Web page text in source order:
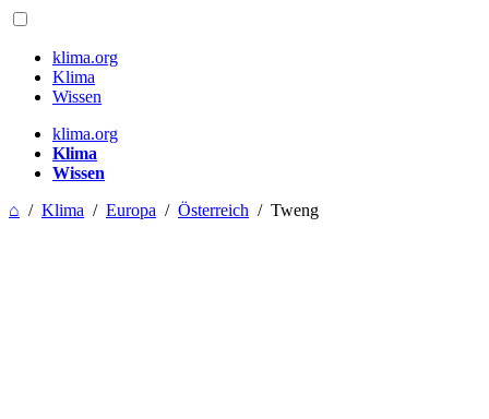
klima.org
Klima
Wissen
klima.org
Klima
Wissen
⌂ / Klima / Europa / Österreich / Tweng